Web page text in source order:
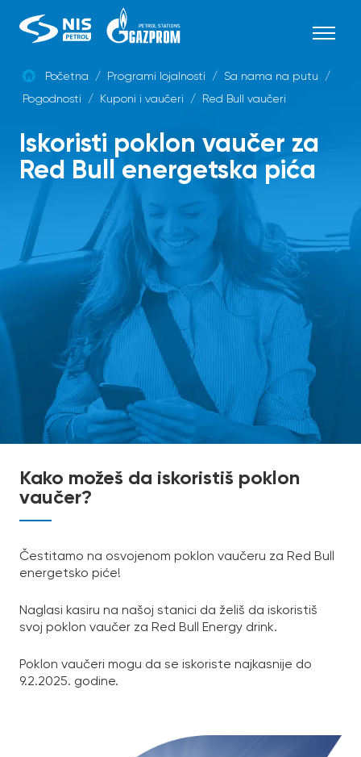
SRB
content
Početna / Programi lojalnosti / Sa nama na putu
/
Pogodnosti
/ Kuponi i vaučeri / Red Bull vaučeri
Iskoristi poklon vaučer za
Red Bull energetska pića
Kako možeš da iskoristiš poklon
vaučer?
Čestitamo na osvojenom poklon vaučeru za Red Bull
energetsko piće!
Naglasi kasiru na našoj stanici da želiš da iskoristiš
svoj poklon vaučer za Red Bull Energy drink.
Poklon vaučeri mogu da se iskoriste najkasnije do
9.2.2025. godine.